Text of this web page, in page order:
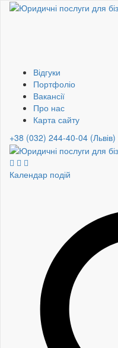
Відгуки
Портфоліо
Вакансії
Про нас
Карта сайту
+38 (032) 244-40-04 (Львів)
Календар подій